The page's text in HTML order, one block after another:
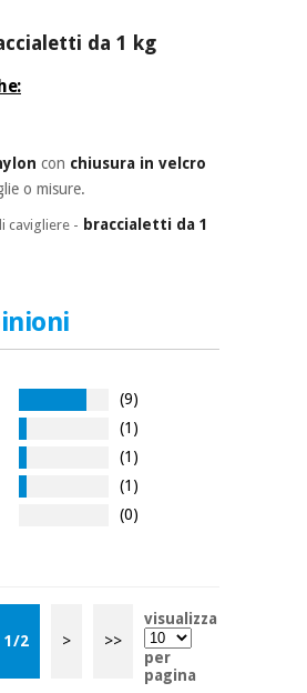
da 1 kg
con chiusura in velcro
o misure.
cavigliere - braccialetti da 1
(9)
(1)
(1)
(1)
(0)
1/2 > >>
visualizza
per
pagina